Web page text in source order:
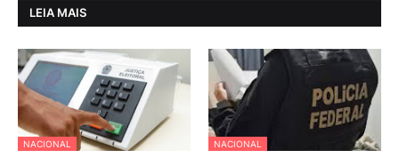
LEIA MAIS
NACIONAL NACIONAL